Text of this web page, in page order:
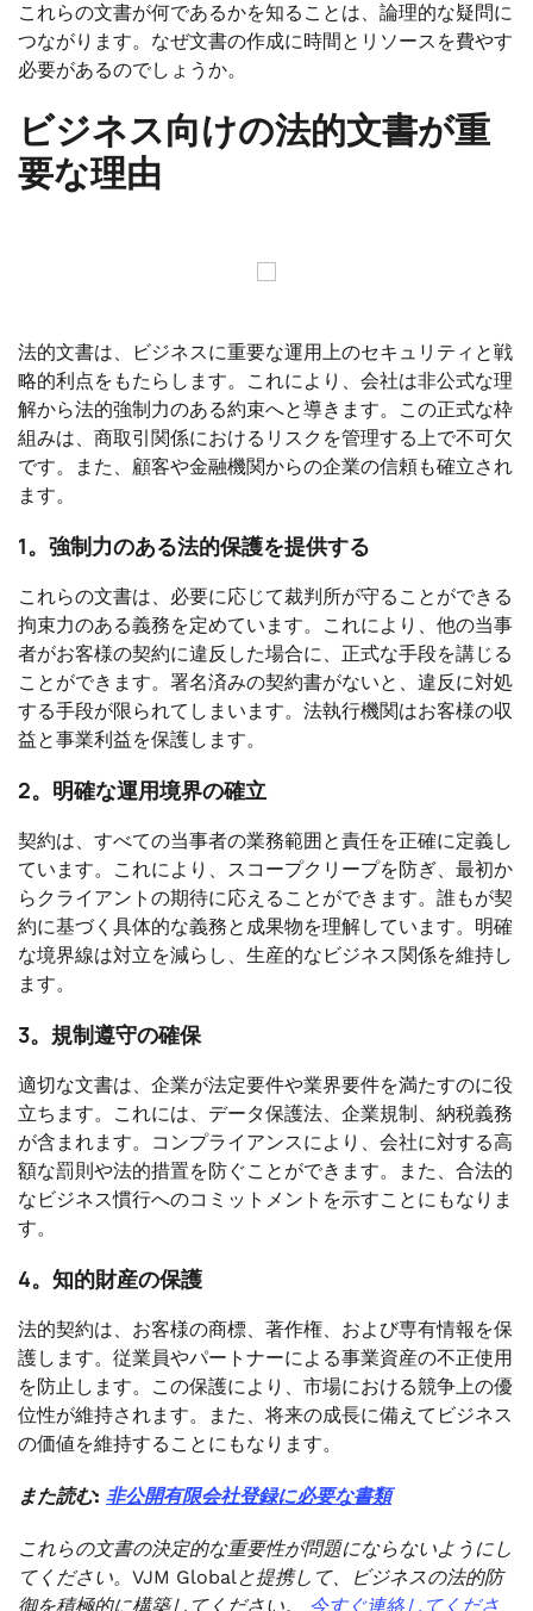
これらの文書が何であるかを知ることは、論理的な疑問に
つながります。なぜ文書の作成に時間とリソースを費やす
必要があるのでしょうか。
ビジネス向けの法的文書が重
要な理由
法的文書は、ビジネスに重要な運用上のセキュリティと戦
略的利点をもたらします。これにより、会社は非公式な理
解から法的強制力のある約束へと導きます。この正式な枠
組みは、商取引関係におけるリスクを管理する上で不可欠
です。また、顧客や金融機関からの企業の信頼も確立され
ます。
1。強制力のある法的保護を提供する
これらの文書は、必要に応じて裁判所が守ることができる
拘束力のある義務を定めています。これにより、他の当事
者がお客様の契約に違反した場合に、正式な手段を講じる
ことができます。署名済みの契約書がないと、違反に対処
する手段が限られてしまいます。法執行機関はお客様の収
益と事業利益を保護します。
2。明確な運用境界の確立
契約は、すべての当事者の業務範囲と責任を正確に定義し
ています。これにより、スコープクリープを防ぎ、最初か
らクライアントの期待に応えることができます。誰もが契
約に基づく具体的な義務と成果物を理解しています。明確
な境界線は対立を減らし、生産的なビジネス関係を維持し
ます。
3。規制遵守の確保
適切な文書は、企業が法定要件や業界要件を満たすのに役
立ちます。これには、データ保護法、企業規制、納税義務
が含まれます。コンプライアンスにより、会社に対する高
額な罰則や法的措置を防ぐことができます。また、合法的
なビジネス慣行へのコミットメントを示すことにもなりま
す。
4。知的財産の保護
法的契約は、お客様の商標、著作権、および専有情報を保
護します。従業員やパートナーによる事業資産の不正使用
を防止します。この保護により、市場における競争上の優
位性が維持されます。また、将来の成長に備えてビジネス
の価値を維持することにもなります。
また読む: 非公開有限会社登録に必要な書類
これらの文書の決定的な重要性が問題にならないようにし
てください。VJM Globalと提携して、ビジネスの法的防
御を積極的に構築してください。 今すぐ連絡してくださ